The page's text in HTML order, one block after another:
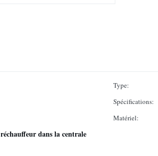
Type:
Spécifications:
Matériel:
réchauffeur dans la centrale